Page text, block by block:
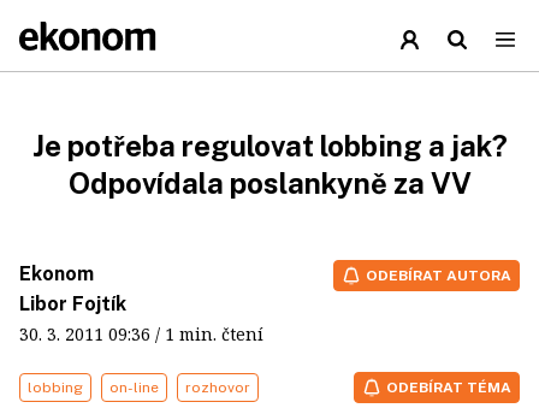
Je potřeba regulovat lobbing a jak?
Odpovídala poslankyně za VV
Ekonom
Libor Fojtík
30. 3. 2011 09:36 / 1 min. čtení
ODEBÍRAT AUTORA
lobbing on-line rozhovor ODEBÍRAT TÉMA